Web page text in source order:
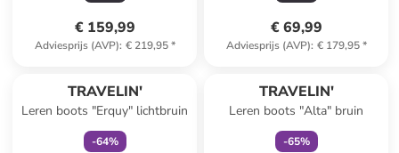
€ 159,99
Adviesprijs (AVP): € 219,95*
€ 69,99
Adviesprijs (AVP): € 179,95*
TRAVELIN'
Leren boots "Erquy" lichtbruin
-64%
TRAVELIN'
Leren boots "Alta" bruin
-65%